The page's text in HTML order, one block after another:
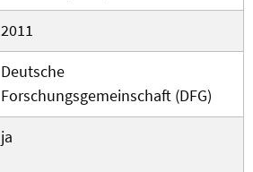
2011
Deutsche
Forschungsgemeinschaft (DFG)
ja